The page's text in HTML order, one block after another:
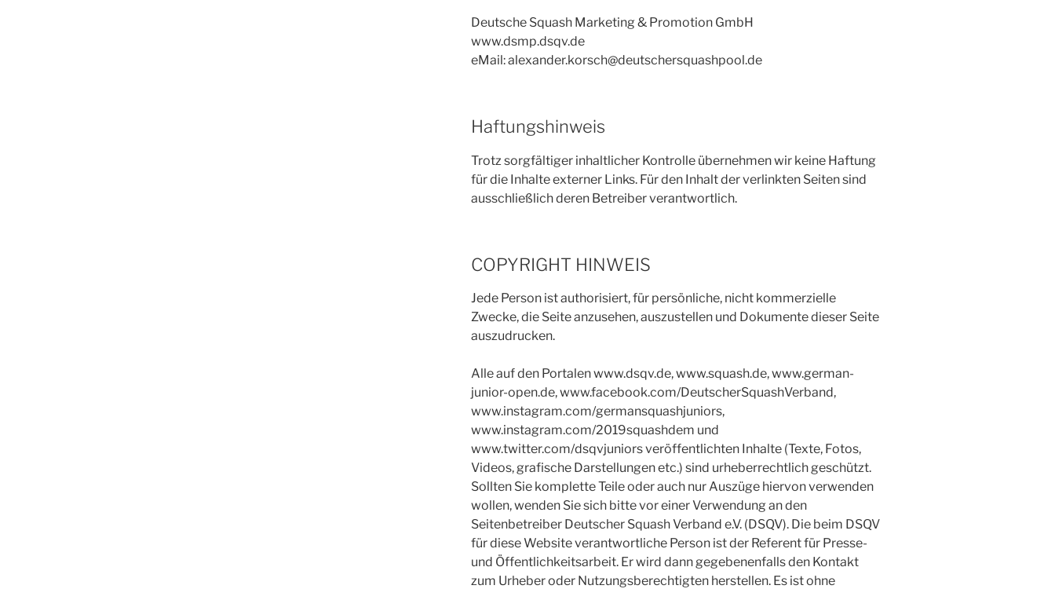
Deutsche Squash Marketing & Promotion GmbH
www.dsmp.dsqv.de
eMail: alexander.korsch@deutschersquashpool.de
Haftungshinweis
Trotz sorgfältiger inhaltlicher Kontrolle übernehmen wir keine Haftung
für die Inhalte externer Links. Für den Inhalt der verlinkten Seiten sind
ausschließlich deren Betreiber verantwortlich.
COPYRIGHT HINWEIS
Jede Person ist authorisiert, für persönliche, nicht kommerzielle
Zwecke, die Seite anzusehen, auszustellen und Dokumente dieser Seite
auszudrucken.
Alle auf den Portalen www.dsqv.de, www.squash.de, www.german-
junior-open.de, www.facebook.com/DeutscherSquashVerband,
www.instagram.com/germansquashjuniors,
www.instagram.com/2019squashdem und
www.twitter.com/dsqvjuniors veröffentlichten Inhalte (Texte, Fotos,
Videos, grafische Darstellungen etc.) sind urheberrechtlich geschützt.
Sollten Sie komplette Teile oder auch nur Auszüge hiervon verwenden
wollen, wenden Sie sich bitte vor einer Verwendung an den
Seitenbetreiber Deutscher Squash Verband e.V. (DSQV). Die beim DSQV
für diese Website verantwortliche Person ist der Referent für Presse-
und Öffentlichkeitsarbeit. Er wird dann gegebenenfalls den Kontakt
zum Urheber oder Nutzungsberechtigten herstellen. Es ist ohne